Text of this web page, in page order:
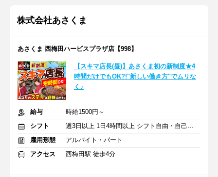
株式会社あさくま
あさくま 西梅田ハービスプラザ店【998】
【スキマ店長(昼)】あさくま初の新制度★4
時間だけでもOK?!"新しい働き方"でムリな
く♪
給与
時給1500円～
シフト
週3日以上 1日4時間以上 シフト自由・自己申告
雇用形態
アルバイト・パート
アクセス
西梅田駅 徒歩4分